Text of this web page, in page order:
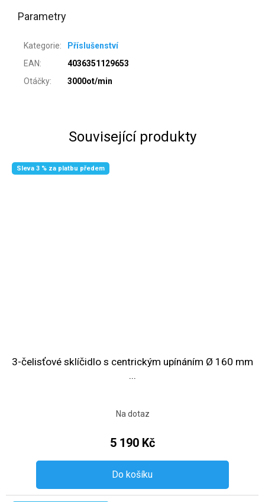
Parametry
Kategorie:
Příslušenství
EAN:
4036351129653
Otáčky: 3000ot/min
Související produkty
Sleva 3 % za platbu předem
3-čelisťové sklíčidlo s centrickým upínáním Ø 160 mm
...
Na dotaz
5 190 Kč
Do košíku